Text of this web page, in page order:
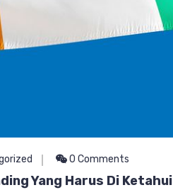
0 Comments
Yang Harus Di Ketahui